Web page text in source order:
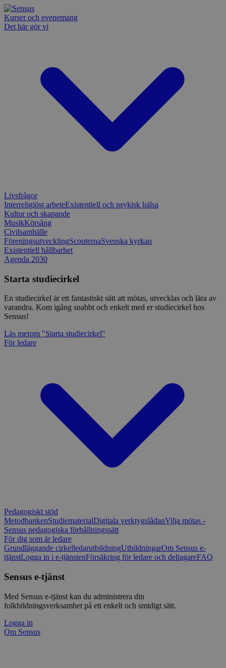
Kurser och evenemang
Det här gör vi
Livsfrågor
Interreligiöst arbeteExistentiell och psykisk hälsa
Kultur och skapande
MusikKörsång
Civilsamhälle
FöreningsutvecklingScouternaSvenska kyrkan
Existentiell hållbarhet
Agenda 2030
Starta studiecirkel
En studiecirkel är ett fantastiskt sätt att mötas, utvecklas och lära av
varandra. Kom igång snabbt och enkelt med er studiecirkel hos
Sensus!
Läs merom "Starta studiecirkel"
För ledare
Pedagogiskt stöd
MetodbankenStudiematerialDigitala verktygslådanVilja mötas -
Sensus pedagogiska förhållningssätt
För dig som är ledare
Grundläggande cirkelledarutbildningUtbildningarOm Sensus e-
tjänstLogga in i e-tjänstenFörsäkring för ledare och deltagareFAQ
Sensus e-tjänst
Med Sensus e-tjänst kan du administrera din
folkbildningsverksamhet på ett enkelt och smidigt sätt.
Logga in
Om Sensus